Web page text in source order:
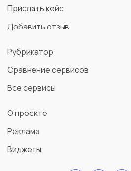
Прислать кейс
Добавить отзыв
Рубрикатор
Сравнение сервисов
Все сервисы
О проекте
Реклама
Виджеты